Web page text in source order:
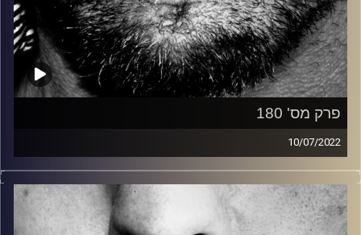
פרק מס' 180
10/07/2022
זיפים, מוזיקה מחוספסת של הופעות חיות. הרבה ג'אם, רוק,
בלוז, bluegrass, ג'אז, Fאנק, פרוגרסיב ואפילו אלקטרוניקה.
כל מה שחי, אמיתי ונושם.
עם שמוליק רגב.